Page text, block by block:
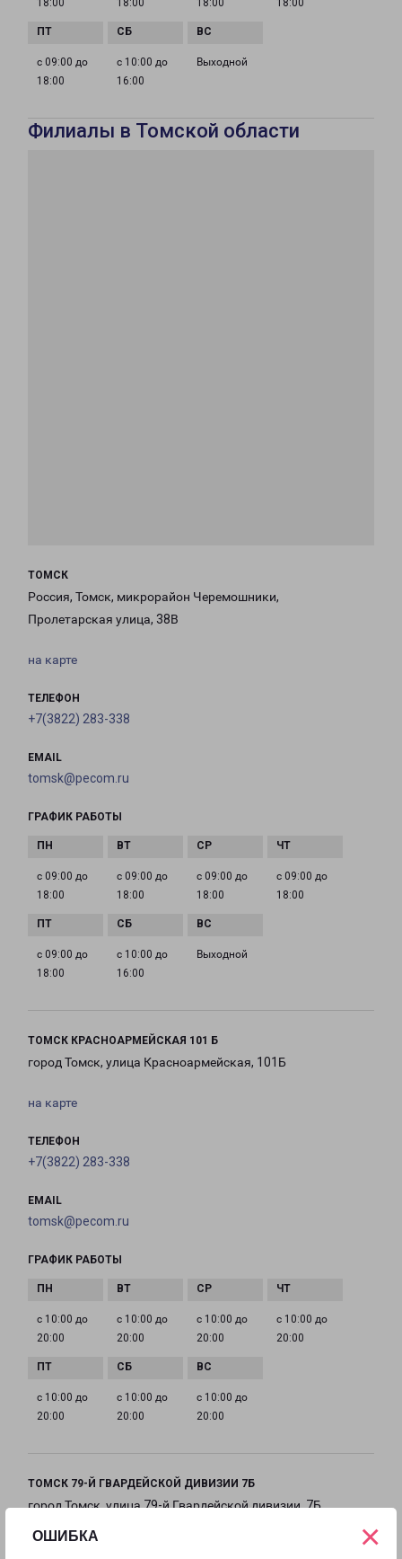
ОШИБКА ×
18:00 18:00 18:00 18:00
с 09:00 до
18:00
с 10:00 до
16:00
Выходной
Филиалы в Томской области
ТОМСК
Россия, Томск, микрорайон Черемошники,
Пролетарская улица, 38В
на карте
ТЕЛЕФОН
+7(3822) 283-338
EMAIL
tomsk@pecom.ru
ГРАФИК РАБОТЫ
с 09:00 до
18:00
с 09:00 до
18:00
с 09:00 до
18:00
с 09:00 до
18:00
с 09:00 до
18:00
с 10:00 до
16:00
Выходной
ТОМСК КРАСНОАРМЕЙСКАЯ 101 Б
город Томск, улица Красноармейская, 101Б
на карте
ТЕЛЕФОН
+7(3822) 283-338
EMAIL
tomsk@pecom.ru
ГРАФИК РАБОТЫ
с 10:00 до
20:00
с 10:00 до
20:00
с 10:00 до
20:00
с 10:00 до
20:00
с 10:00 до
20:00
с 10:00 до
20:00
с 10:00 до
20:00
ТОМСК 79-Й ГВАРДЕЙСКОЙ ДИВИЗИИ 7Б
город Томск, улица 79-й Гвардейской дивизии, 7Б
на карте